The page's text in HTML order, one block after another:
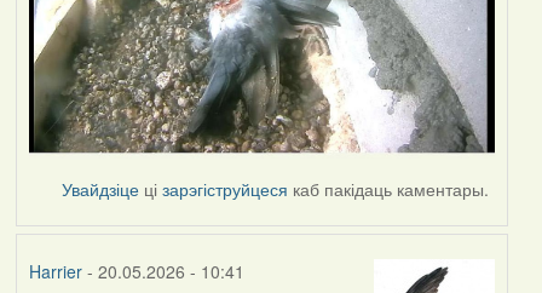
Увайдзіце цізарэгіструйцеся каб пакідаць каментары.
Harrier- 20.05.2026 - 10:41